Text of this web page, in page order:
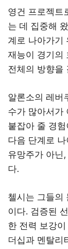
영건 프로젝트
는 데 집중해
계로 나아가기
재능이 경기의
전체의 방향을
알론소의 레버
수가 많아서가
붙잡아 줄 경
다음 단계로
유망주가 아닌
다.
첼시는 그들의
이다. 검증된
한 전력 보강
더십과 멘탈리